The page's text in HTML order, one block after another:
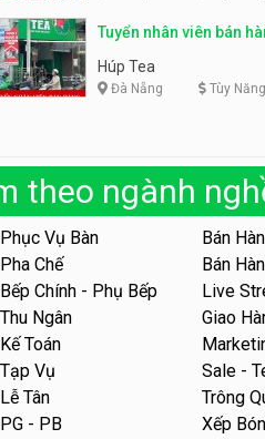
Tuyển
Húp Tea
TRÀ
Tuyển
hàng
Tiệm
Tuyển
Shop
Tuyển
Tuyển nhân viên bán
Húp Tea
Đà Nẵng Tùy
theo ngành
Phục Vụ Bàn
Bán
Pha Chế
Bán
Bếp Chính - Phụ Bếp
Live
Thu Ngân
Giao
Kế Toán
Tạp Vụ
Sale -
Lễ Tân
Trông
PG - PB
Xếp